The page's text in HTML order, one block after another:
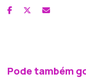
Pode também